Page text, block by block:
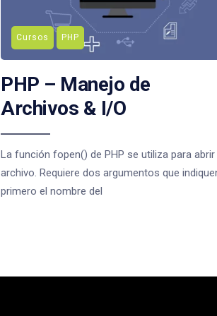
Cursos PHP
PHP – Manejo de
Archivos & I/O
La función fopen() de PHP se utiliza para abrir
archivo. Requiere dos argumentos que
primero el nombre del